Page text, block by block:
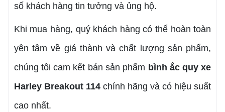
số khách hàng tin tưởng và ủng hộ.
Khi mua hàng, quý khách hàng có thể hoàn toàn
yên tâm về giá thành và chất lượng sản phẩm,
chúng tôi cam kết bán sản phẩm bình ắc quy xe
Harley Breakout 114chính hãng và có hiệu suất
cao nhất.